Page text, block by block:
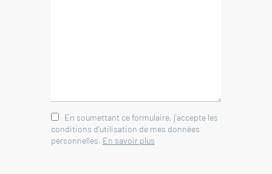
En soumettant ce formulaire, j'accepte les
conditions d'utilisation de mes données
personnelles. En savoir plus